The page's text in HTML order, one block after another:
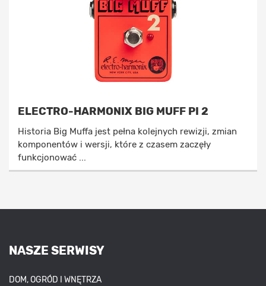
ELECTRO-HARMONIX BIG MUFF PI 2
Historia Big Muffa jest pełna kolejnych rewizji, zmian
komponentów i wersji, które z czasem zaczęły
funkcjonować ...
NASZE SERWISY
DOM, OGRÓD I WNĘTRZA